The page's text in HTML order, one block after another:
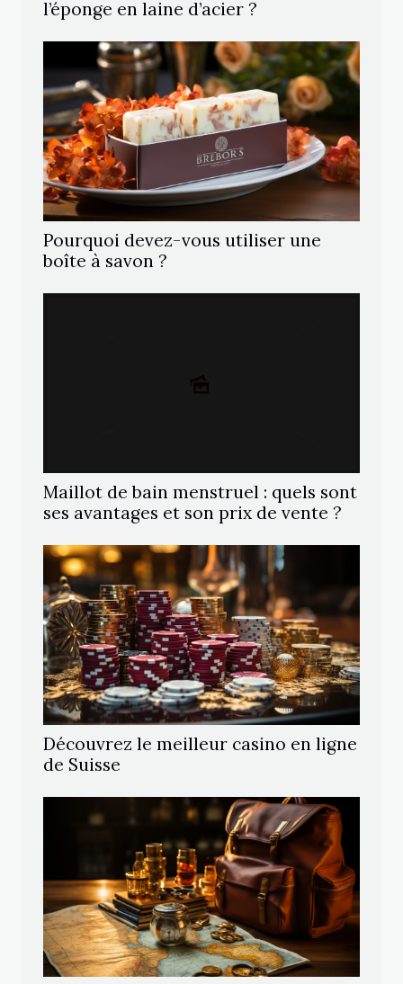
l’éponge en laine d’acier ?
Pourquoi devez-vous utiliser une
boîte à savon ?
Maillot de bain menstruel : quels sont
ses avantages et son prix de vente ?
Découvrez le meilleur casino en ligne
de Suisse